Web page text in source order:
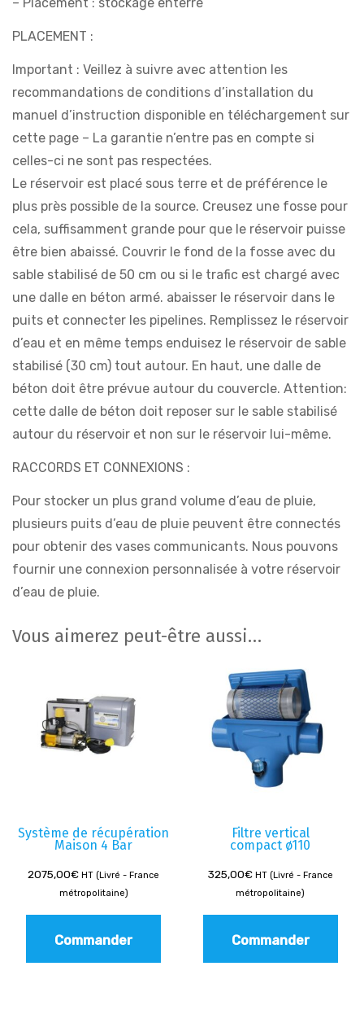
– Placement : stockage enterré
PLACEMENT :
Important : Veillez à suivre avec attention les
recommandations de conditions d’installation du
manuel d’instruction disponible en téléchargement sur
cette page – La garantie n’entre pas en compte si
celles-ci ne sont pas respectées.
Le réservoir est placé sous terre et de préférence le
plus près possible de la source. Creusez une fosse pour
cela, suffisamment grande pour que le réservoir puisse
être bien abaissé. Couvrir le fond de la fosse avec du
sable stabilisé de 50 cm ou si le trafic est chargé avec
une dalle en béton armé. abaisser le réservoir dans le
puits et connecter les pipelines. Remplissez le réservoir
d’eau et en même temps enduisez le réservoir de sable
stabilisé (30 cm) tout autour. En haut, une dalle de
béton doit être prévue autour du couvercle. Attention:
cette dalle de béton doit reposer sur le sable stabilisé
autour du réservoir et non sur le réservoir lui-même.
RACCORDS ET CONNEXIONS :
Pour stocker un plus grand volume d’eau de pluie,
plusieurs puits d’eau de pluie peuvent être connectés
pour obtenir des vases communicants. Nous pouvons
fournir une connexion personnalisée à votre réservoir
d’eau de pluie.
Vous aimerez peut-être aussi…
Système de récupération
Maison 4 Bar
2075,00€ HT (Livré - France
métropolitaine)
Commander
Filtre vertical
compact ø110
325,00€ HT (Livré - France
métropolitaine)
Commander